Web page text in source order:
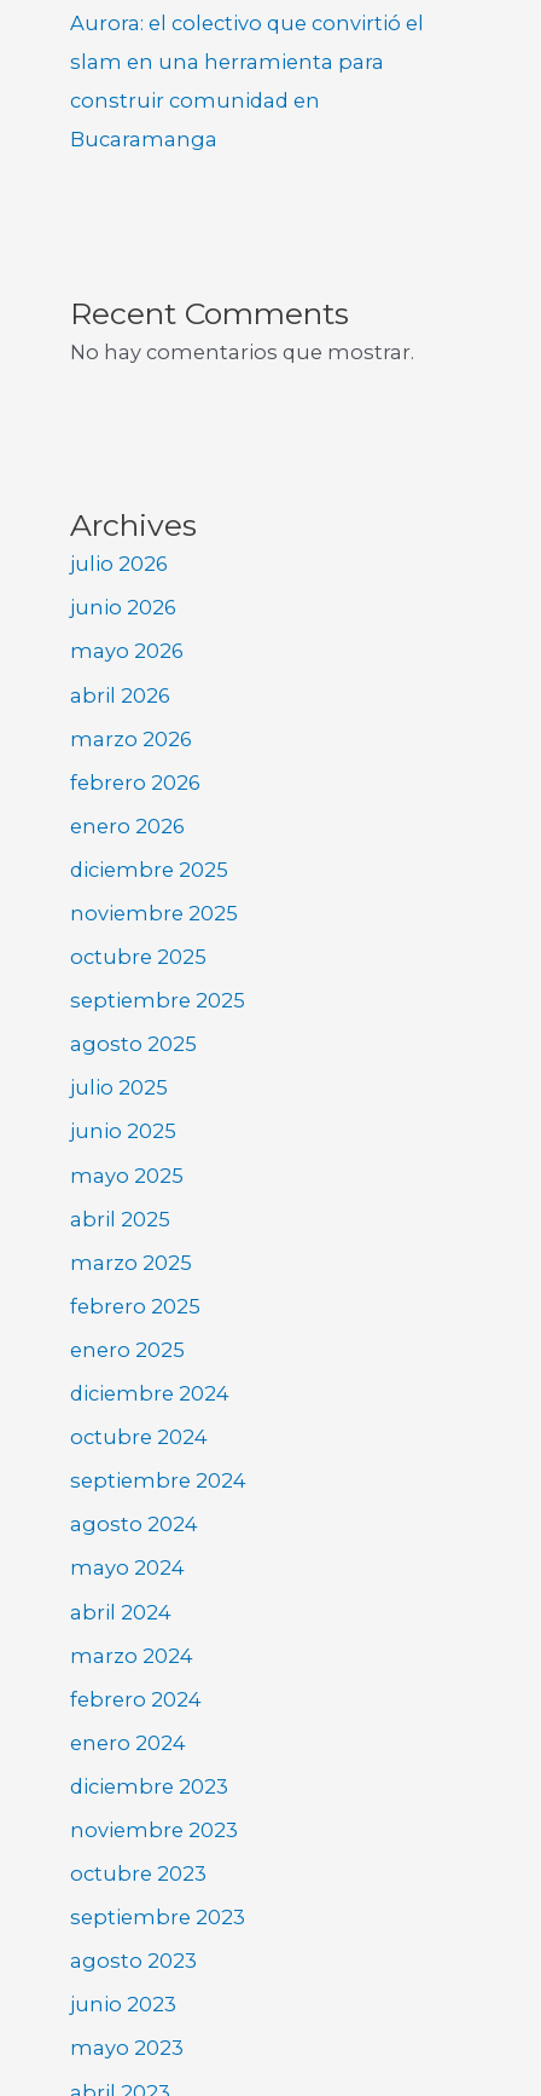
Aurora: el colectivo que convirtió el
slam en una herramienta para
construir comunidad en
Bucaramanga
Recent Comments
No hay comentarios que mostrar.
Archives
julio 2026
junio 2026
mayo 2026
abril 2026
marzo 2026
febrero 2026
enero 2026
diciembre 2025
noviembre 2025
octubre 2025
septiembre 2025
agosto 2025
julio 2025
junio 2025
mayo 2025
abril 2025
marzo 2025
febrero 2025
enero 2025
diciembre 2024
octubre 2024
septiembre 2024
agosto 2024
mayo 2024
abril 2024
marzo 2024
febrero 2024
enero 2024
diciembre 2023
noviembre 2023
octubre 2023
septiembre 2023
agosto 2023
junio 2023
mayo 2023